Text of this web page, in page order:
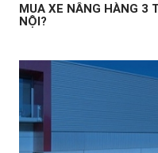
MUA XE NÂNG HÀNG 3
NỘI?